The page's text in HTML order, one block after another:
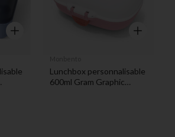
Aperçu rapide Aperçu
Lunchbox personnalisable
600ml Gram Graphic